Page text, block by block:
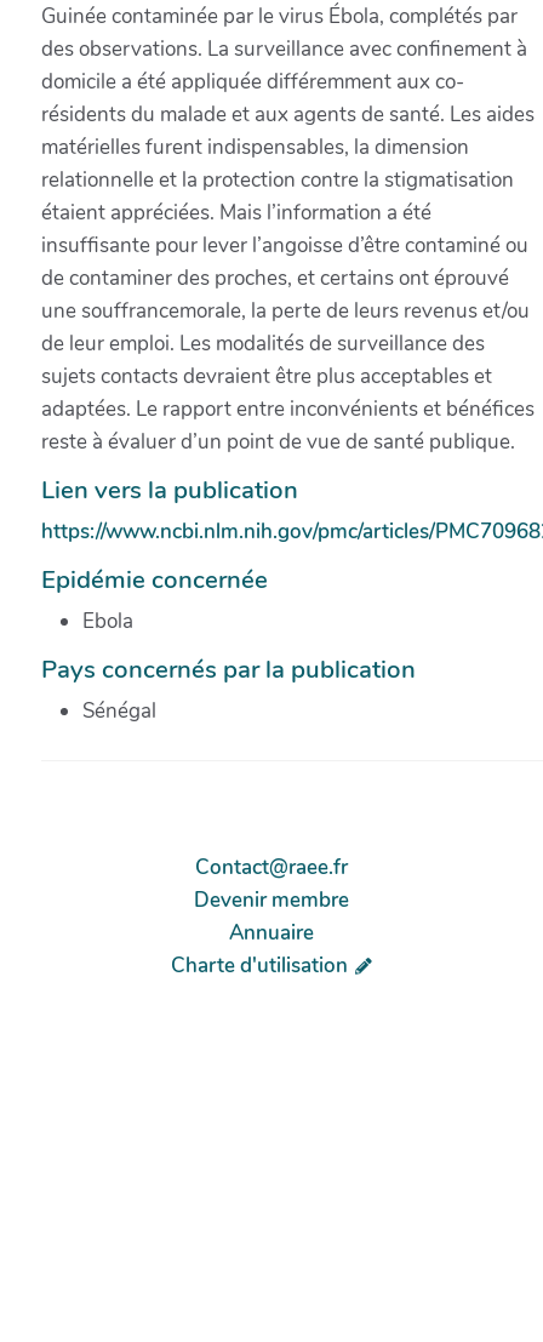
Guinée contaminée par le virus Ébola, complétés par
des observations. La surveillance avec confinement à
domicile a été appliquée différemment aux co-
résidents du malade et aux agents de santé. Les aides
matérielles furent indispensables, la dimension
relationnelle et la protection contre la stigmatisation
étaient appréciées. Mais l’information a été
insuffisante pour lever l’angoisse d’être contaminé ou
de contaminer des proches, et certains ont éprouvé
une souffrancemorale, la perte de leurs revenus et/ou
de leur emploi. Les modalités de surveillance des
sujets contacts devraient être plus acceptables et
adaptées. Le rapport entre inconvénients et bénéfices
reste à évaluer d’un point de vue de santé publique.
Lien vers la publication
https://www.ncbi.nlm.nih.gov/pmc/articles/
Epidémie concernée
Ebola
Pays concernés par la publication
Sénégal
Contact@raee.fr
Devenir membre
Annuaire
Charte d'utilisation